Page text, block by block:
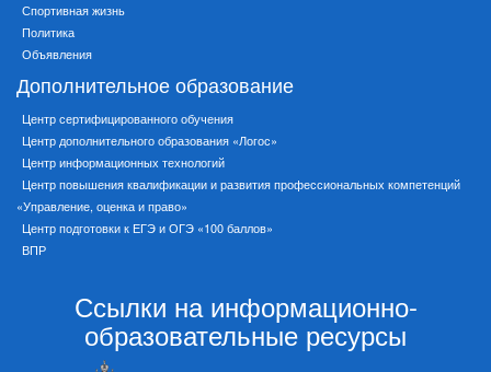
Спортивная жизнь
Политика
Объявления
Дополнительное образование
Центр сертифицированного обучения
Центр дополнительного образования «Логос»
Центр информационных технологий
Центр повышения квалификации и развития профессиональных компетенций
«Управление, оценка и право»
Центр подготовки к ЕГЭ и ОГЭ «100 баллов»
ВПР
Ссылки на информационно-
образовательные ресурсы